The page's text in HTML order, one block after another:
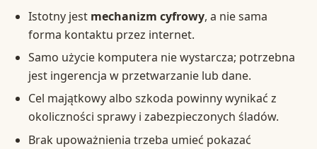
Istotny jest mechanizm cyfrowy, a nie sama
forma kontaktu przez internet.
Samo użycie komputera nie wystarcza; potrzebna
jest ingerencja w przetwarzanie lub dane.
Cel majątkowy albo szkoda powinny wynikać z
okoliczności sprawy i zabezpieczonych śladów.
Brak upoważnienia trzeba umieć pokazać